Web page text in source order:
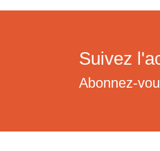
Suivez
Abonnez-